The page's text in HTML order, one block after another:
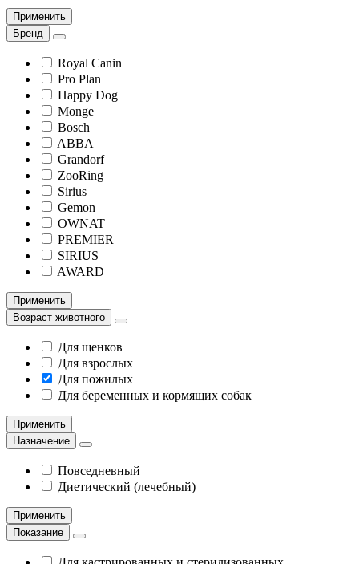
Применить
Бренд
Royal Canin
Pro Plan
Happy Dog
Monge
Bosch
ABBA
Grandorf
ZooRing
Sirius
Gemon
OWNAT
PREMIER
SIRIUS
AWARD
Применить
Возраст животного
Для щенков
Для взрослых
Для пожилых
Для беременных и кормящих собак
Применить
Назначение
Повседневный
Диетический (лечебный)
Применить
Показание